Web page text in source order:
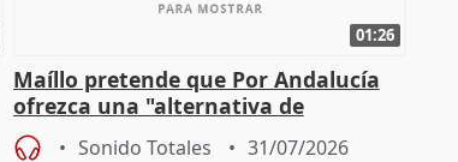
01:26
Maíllo pretende que Por Andalucía
ofrezca una "alternativa de
gobierno" con su labor de oposición
Sonido Totales 31/07/2026